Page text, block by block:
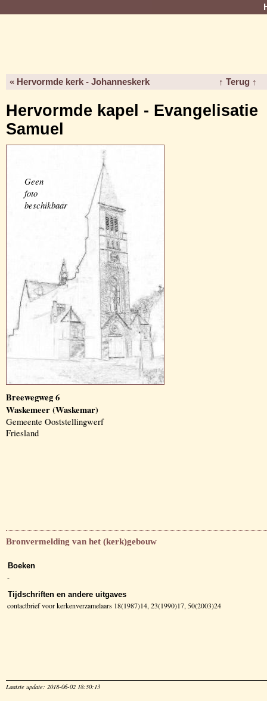
« Hervormde kerk - Johanneskerk ↑ Terug ↑
Hervormde kapel - Evangelisatie
Samuel
Geen
foto
beschikbaar
Breewegweg 6
Waskemeer (Waskemar)
Gemeente Ooststellingwerf
Friesland
Bronvermelding van het (kerk)gebouw
Boeken
-
Tijdschriften en andere uitgaves
contactbrief voor kerkenverzamelaars 18(1987)14, 23(1990)17, 50(2003)24
Laatste update: 2018-06-02 18:50:13